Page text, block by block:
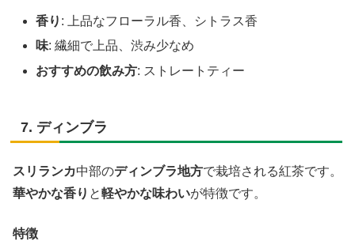
香り : 上品なフローラル香、シトラス香
味: 繊細で上品、渋み少なめ
おすすめの飲み方: ストレートティー
7. ディンブラ
スリランカ中部のディンブラ地方で栽培される紅茶です。
華やかな香り と軽やかな味わいが特徴です。
特徴